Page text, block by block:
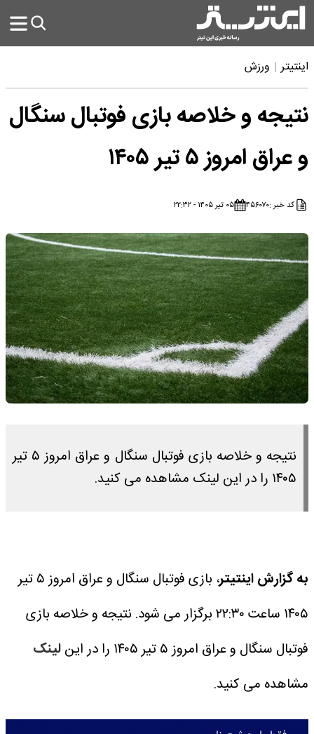
اینتیتر ورزش
نتیجه و خلاصه بازی فوتبال سنگال
و عراق امروز ۵ تیر ۱۴۰۵
کد خبر :۴۵۶۰۷۰ ۰۵ تیر ۱۴۰۵ - ۲۲:۳۲
نتیجه و خلاصه بازی فوتبال سنگال و عراق امروز ۵ تیر
۱۴۰۵ را در این لینک مشاهده می کنید.
به گزارش اینتیتر
، بازی فوتبال سنگال و عراق امروز ۵ تیر
۱۴۰۵ ساعت ۲۲:۳۰ برگزار می شود.
نتیجه و خلاصه بازی
فوتبال سنگال و عراق امروز ۵ تیر ۱۴۰۵ را در این
لینک
مشاهده می کنید.